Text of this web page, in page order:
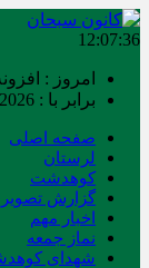
12:07:36
امروز :
برابر با : Sunday - 9 August - 2026
صفحه اصلی
لرستان
کوهدشت
گزارش
اخبار مهم
نماز جمعه
شهدای